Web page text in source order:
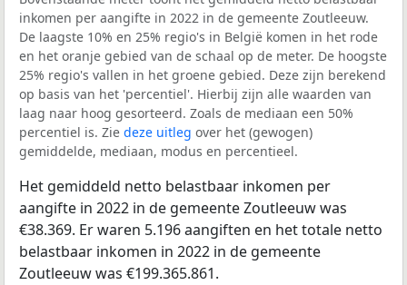
inkomen per aangifte in 2022 in de gemeente Zoutleeuw.
De laagste 10% en 25% regio's in België komen in het rode
en het oranje gebied van de schaal op de meter. De hoogste
25% regio's vallen in het groene gebied. Deze zijn berekend
op basis van het 'percentiel'. Hierbij zijn alle waarden van
laag naar hoog gesorteerd. Zoals de mediaan een 50%
percentiel is. Zie deze uitleg over het (gewogen)
gemiddelde, mediaan, modus en percentieel.
Het gemiddeld netto belastbaar inkomen per
aangifte in 2022 in de gemeente Zoutleeuw was
€38.369. Er waren 5.196 aangiften en het totale netto
belastbaar inkomen in 2022 in de gemeente
Zoutleeuw was €199.365.861.